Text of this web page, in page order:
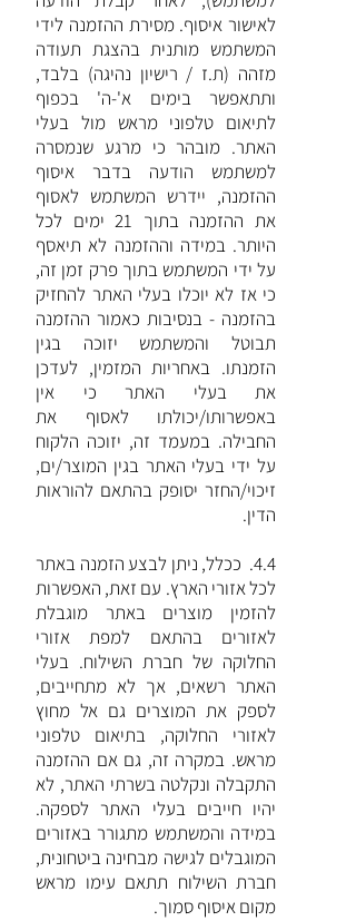
לאישור איסוף. מסירת ההזמנה לידי
המשתמש מותנית בהצגת תעודה
מזהה (ת.ז / רישיון נהיגה) בלבד,
ותתאפשר בימים א'-ה' בכפוף
לתיאום טלפוני מראש מול בעלי
האתר. מובהר כי מרגע שנמסרה
למשתמש הודעה בדבר איסוף
ההזמנה, יידרש המשתמש לאסוף
את ההזמנה בתוך 21 ימים לכל
היותר. במידה וההזמנה לא תיאסף
על ידי המשתמש בתוך פרק זמן זה,
כי אז לא יוכלו בעלי האתר להחזיק
בהזמנה - בנסיבות כאמור ההזמנה
תבוטל והמשתמש יזוכה בגין
הזמנתו. באחריות המזמין, לעדכן
את בעלי האתר כי אין
באפשרותו/יכולתו לאסוף את
החבילה. במעמד זה, יזוכה הלקוח
על ידי בעלי האתר בגין המוצר/ים,
זיכוי/החזר יסופק בהתאם להוראות
הדין.
4.4. ככלל, ניתן לבצע הזמנה באתר
לכל אזורי הארץ. עם זאת, האפשרות
להזמין מוצרים באתר מוגבלת
לאזורים בהתאם למפת אזורי
החלוקה של חברת השילוח. בעלי
האתר רשאים, אך לא מתחייבים,
לספק את המוצרים גם אל מחוץ
לאזורי החלוקה, בתיאום טלפוני
מראש. במקרה זה, גם אם ההזמנה
התקבלה ונקלטה בשרתי האתר, לא
יהיו חייבים בעלי האתר לספקה.
במידה והמשתמש מתגורר באזורים
המוגבלים לגישה מבחינה ביטחונית,
חברת השילוח תתאם עימו מראש
מקום איסוף סמוך.